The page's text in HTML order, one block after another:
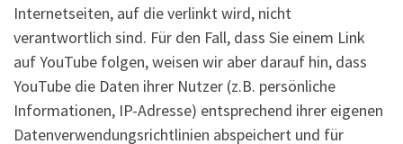
Internetseiten, auf die verlinkt wird, nicht
verantwortlich sind. Für den Fall, dass Sie einem Link
auf YouTube folgen, weisen wir aber darauf hin, dass
YouTube die Daten ihrer Nutzer (z.B. persönliche
Informationen, IP-Adresse) entsprechend ihrer eigenen
Datenverwendungsrichtlinien abspeichert und für